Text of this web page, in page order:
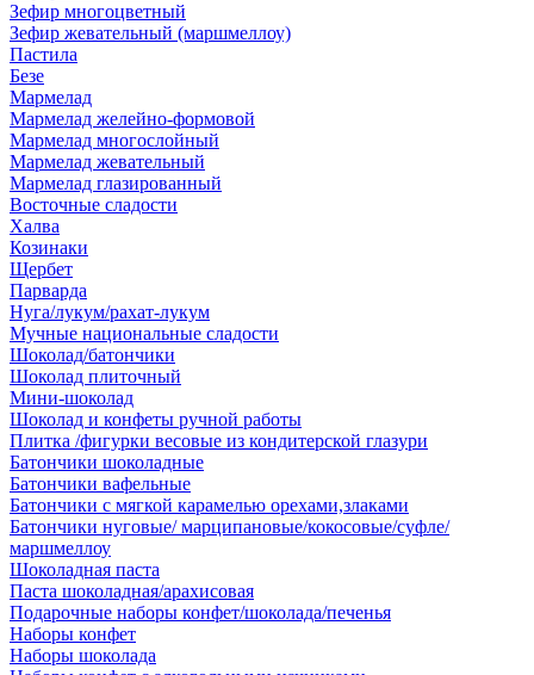
Зефир многоцветный
Зефир жевательный (маршмеллоу)
Пастила
Безе
Мармелад
Мармелад желейно-формовой
Мармелад многослойный
Мармелад жевательный
Мармелад глазированный
Восточные сладости
Халва
Козинаки
Щербет
Парварда
Нуга/лукум/рахат-лукум
Мучные национальные сладости
Шоколад/батончики
Шоколад плиточный
Мини-шоколад
Шоколад и конфеты ручной работы
Плитка /фигурки весовые из кондитерской глазури
Батончики шоколадные
Батончики вафельные
Батончики с мягкой карамелью орехами,злаками
Батончики нуговые/ марципановые/кокосовые/суфле/
маршмеллоу
Шоколадная паста
Паста шоколадная/арахисовая
Подарочные наборы конфет/шоколада/печенья
Наборы конфет
Наборы шоколада